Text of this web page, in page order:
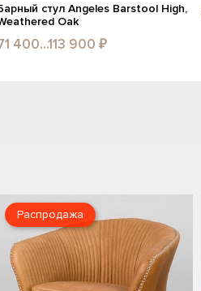
стул Angeles Barstool High,
Oak
400...113 900 ₽
Распродажа